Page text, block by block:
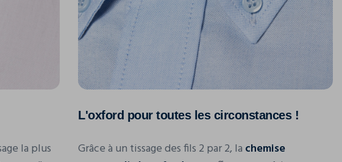
la plus
L'oxford pour toutes les circonstances !
Grâce à un tissage des fils 2 par 2, la chemise